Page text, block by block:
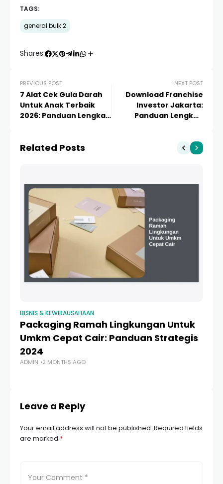
TAGS:
general bulk 2
Shares:
PREVIOUS POST
7 Alat Cek Gula Darah
Untuk Anak Terbaik
2026: Panduan Lengkap
NEXT POST
Download Franchise
Investor Jakarta:
Panduan Lengkap
Related Posts
BISNIS & KEWIRAUSAHAAN
Packaging Ramah Lingkungan Untuk
Umkm Cepat Cair: Panduan Strategis
2024
ADMIN 2 MONTHS AGO
Leave a Reply
Your email address will not be published. Required fields
are marked *